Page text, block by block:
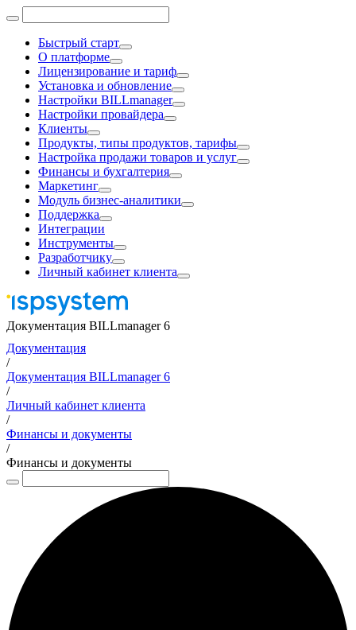
Быстрый старт
О платформе
Лицензирование и тариф
Установка и обновление
Настройки BILLmanager
Настройки провайдера
Клиенты
Продукты, типы продуктов, тарифы
Настройка продажи товаров и услуг
Финансы и бухгалтерия
Маркетинг
Модуль бизнес-аналитики
Поддержка
Интеграции
Инструменты
Разработчику
Личный кабинет клиента
Документация BILLmanager 6
Документация
/
Документация BILLmanager 6
/
Личный кабинет клиента
/
Финансы и документы
/
Финансы и документы